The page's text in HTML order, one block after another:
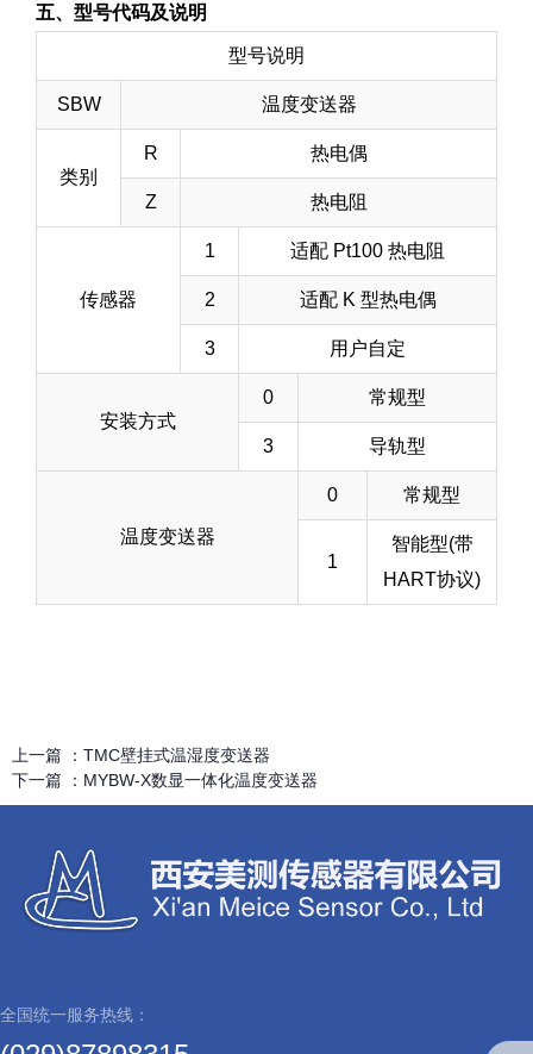
五、型号代码及说明
型号说明
SBW 温度变送器
类别
R 热电偶
Z 热电阻
传感器
1 适配 Pt100 热电阻
2 适配 K 型热电偶
3 用户自定
安装方式
0 常规型
3 导轨型
温度变送器
0 常规型
1
智能型(带
HART协议)
上一篇 ： TMC壁挂式温湿度变送器
下一篇 ： MYBW-X数显一体化温度变送器
全国统一服务热线：